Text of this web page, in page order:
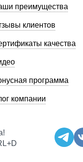
преимущества
клиентов
качества
программа
компании